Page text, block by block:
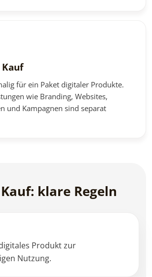
für ein Paket digitaler Produkte.
wie Branding, Websites,
und Kampagnen sind separat
klare Regeln
Produkt zur
Nutzung.